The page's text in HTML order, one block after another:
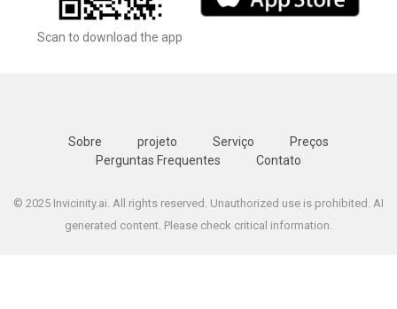
Scan to download the app
Sobre projeto Serviço
Preços
Perguntas Frequentes
Contato
© 2025 Invicinity.ai. All rights reserved. Unauthorized use is prohibited. AI
generated content. Please check critical information.